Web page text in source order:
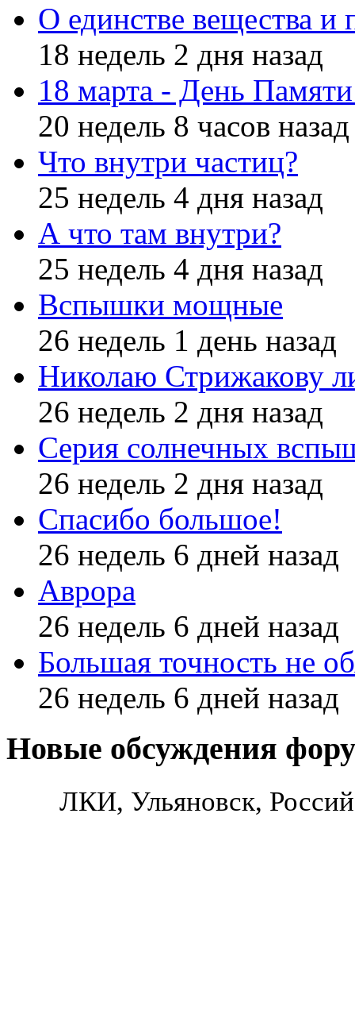
О единстве вещества и
18 недель 2 дня назад
18 марта - День
20 недель 8 часов назад
Что внутри частиц?
25 недель 4 дня назад
А что там внутри?
25 недель 4 дня назад
Вспышки мощные
26 недель 1 день назад
Николаю Стрижакову
26 недель 2 дня назад
Серия солнечных
26 недель 2 дня назад
Спасибо большое!
26 недель 6 дней назад
Аврора
26 недель 6 дней назад
Большая точность не
26 недель 6 дней назад
Новые обсуждения
ЛКИ, Ульяновск,